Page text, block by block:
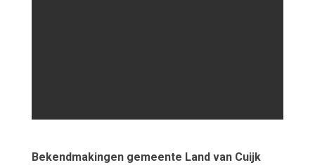
Bekendmakingen gemeente Land van Cuijk